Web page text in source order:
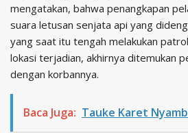
mengatakan, bahwa penangkapan
suara letusan senjata api yang
yang saat itu tengah melakukan
lokasi terjadian, akhirnya ditemukan
dengan korbannya.
Baca Juga: Tauke Karet